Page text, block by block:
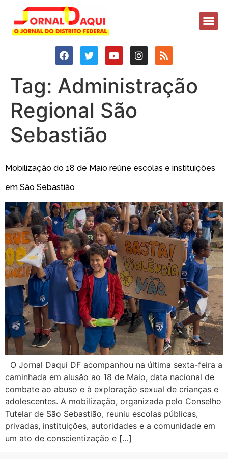
Tag: Administração
Regional São
Sebastião
Mobilização do 18 de Maio reúne escolas e instituições
em São Sebastião
O Jornal Daqui DF acompanhou na última sexta-feira a
caminhada em alusão ao 18 de Maio, data nacional de
combate ao abuso e à exploração sexual de crianças e
adolescentes. A mobilização, organizada pelo Conselho
Tutelar de São Sebastião, reuniu escolas públicas,
privadas, instituições, autoridades e a comunidade em
um ato de conscientização e […]